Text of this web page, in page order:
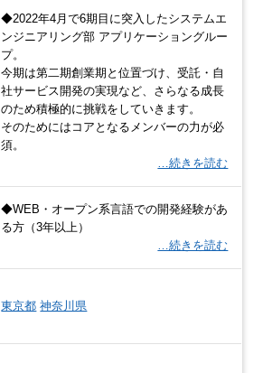
◆2022年4月で6期目に突入したシステムエ
ンジニアリング部 アプリケーショングルー
プ。
今期は第二期創業期と位置づけ、受託・自
社サービス開発の実現など、さらなる成長
のため積極的に挑戦をしていきます。
そのためにはコアとなるメンバーの力が必
須。
…続きを読む
◆WEB・オープン系言語での開発経験があ
る方（3年以上）
…続きを読む
東京都 神奈川県